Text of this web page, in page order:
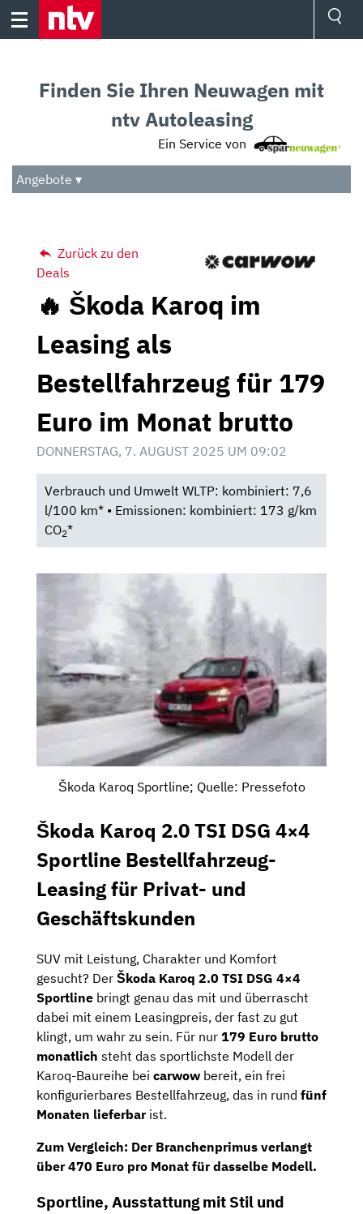
Skip
Audio
Das Beste
Finden Sie Ihren Neuwagen mit
ntv Autoleasing
Ein Service von
Angebote ▾
Zurück zu den
Deals
🔥 Škoda Karoq im
Leasing als
Bestellfahrzeug für 179
Euro im Monat brutto
DONNERSTAG, 7. AUGUST 2025 UM 09:02
Verbrauch und Umwelt WLTP: kombiniert: 7,6
l/100 km* • Emissionen: kombiniert: 173 g/km
CO2*
Škoda Karoq Sportline; Quelle: Pressefoto
Škoda Karoq 2.0 TSI DSG 4×4
Sportline Bestellfahrzeug-
Leasing für Privat- und
Geschäftskunden
SUV mit Leistung, Charakter und Komfort
gesucht? Der Škoda Karoq 2.0 TSI DSG 4×4
Sportline bringt genau das mit und überrascht
dabei mit einem Leasingpreis, der fast zu gut
klingt, um wahr zu sein. Für nur 179 Euro brutto
monatlich steht das sportlichste Modell der
Karoq-Baureihe bei carwow bereit, ein frei
konfigurierbares Bestellfahrzeug, das in rund fünf
Monaten lieferbarist.
Zum Vergleich: Der Branchenprimus verlangt
über470 Euro pro Monat für dasselbe Modell.
Sportline, Ausstattung mit Stil und